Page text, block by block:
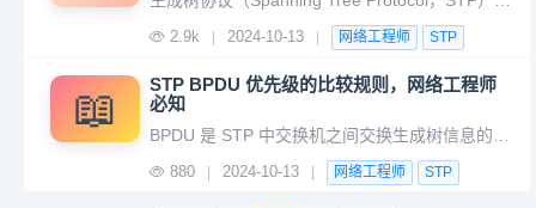
2.9k 2024-10-13 网络工程师 STP
📖
STP BPDU 优先级的比较规则，网络工程师
必知
880 2024-10-13 网络工程师 STP